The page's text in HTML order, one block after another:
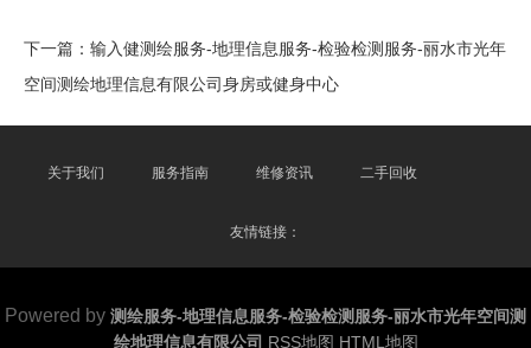
下一篇： 输入健测绘服务-地理信息服务-检验检测服务-丽水市光年
空间测绘地理信息有限公司身房或健身中心
关于我们 服务指南 维修资讯 二手回收
友情链接：
Powered by 测绘服务-地理信息服务-检验检测服务-丽水市光年空间测
绘地理信息有限公司 RSS地图 HTML地图